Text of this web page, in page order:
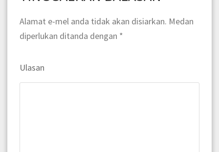
Alamat e-mel anda tidak akan disiarkan. Medan
diperlukan ditanda dengan *
Ulasan